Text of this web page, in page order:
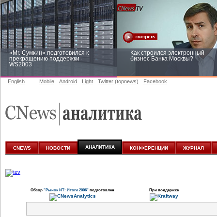
«Mr. Сумкин» подготовился к
прекращению поддержки
WS2003
Как строился электронный
бизнес Банка Москвы?
аналитике
English Mobile Android Light Twitter (topnews) Facebook
CNEWS НОВОСТИ АНАЛИТИКА КОНФЕРЕНЦИИ ЖУРНАЛ
Обзор "Рынок ИТ: Итоги 2006" подготовлен При поддержке